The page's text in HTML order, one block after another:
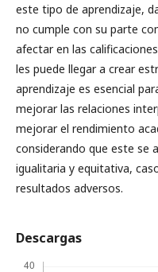
este tipo de aprendizaje,
no cumple con su parte
afectar en las
les puede llegar a crear
aprendizaje es esencial
mejorar las relaciones
mejorar el rendimiento
considerando que este se
igualitaria y equitativa,
resultados adversos.
Descargas